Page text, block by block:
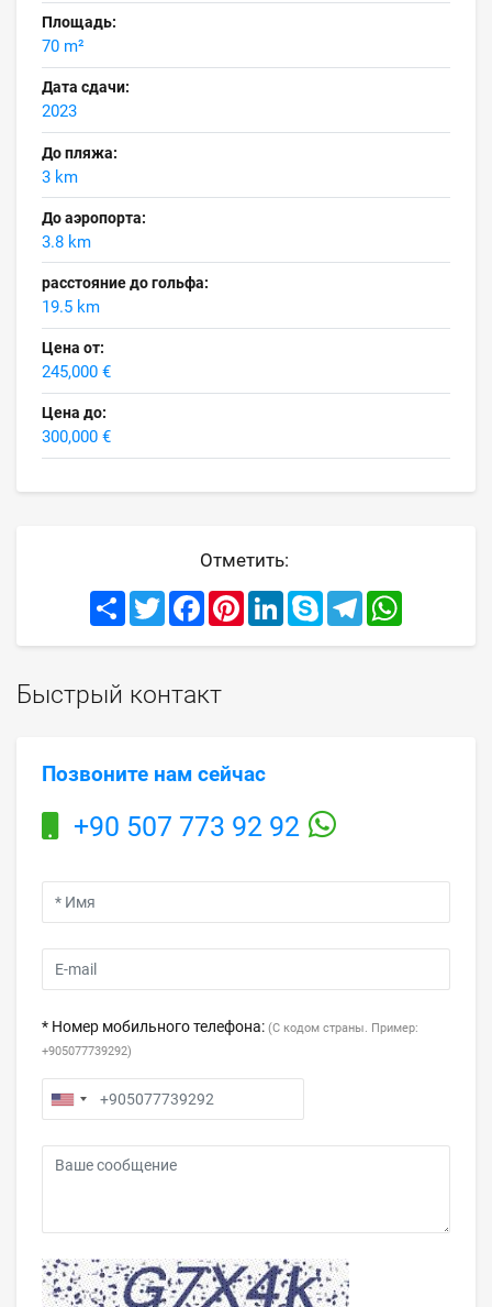
Площадь:
70 m²
Дата сдачи:
2023
До пляжа:
3 km
До аэропорта:
3.8 km
расстояние до гольфа:
19.5 km
Цена от:
245,000 €
Цена до:
300,000 €
Отметить:
Share TwitterFacebookPinterestLinkedInSkype Telegram
Быстрый контакт
Позвоните нам сейчас
+90 507 773 92 92
* Номер мобильного телефона: (С кодом страны. Пример:
+905077739292)